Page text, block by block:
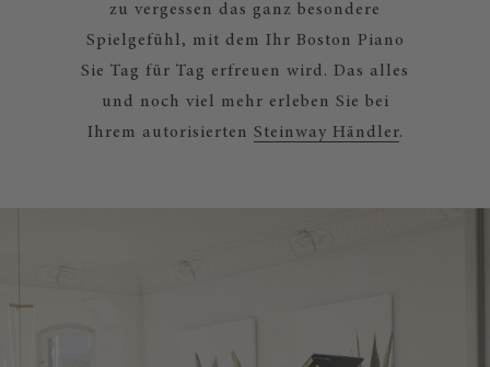
zu vergessen das ganz besondere
Spielgefühl, mit dem Ihr Boston Piano
Sie Tag für Tag erfreuen wird. Das alles
und noch viel mehr erleben Sie bei
Ihrem autorisierten Steinway Händler.